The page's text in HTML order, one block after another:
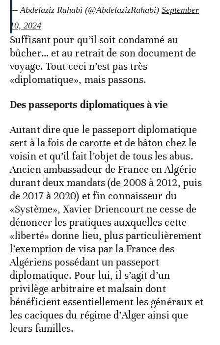
— Abdelaziz Rahabi (@AbdelazizRahabi) September
10, 2024
Suffisant pour qu’il soit condamné au
bûcher… et au retrait de son document de
voyage. Tout ceci n’est pas très
«diplomatique», mais passons.
Des passeports diplomatiques à vie
Autant dire que le passeport diplomatique
sert à la fois de carotte et de bâton chez le
voisin et qu’il fait l’objet de tous les abus.
Ancien ambassadeur de France en Algérie
durant deux mandats (de 2008 à 2012, puis
de 2017 à 2020) et fin connaisseur du
«Système», Xavier Driencourt ne cesse de
dénoncer les pratiques auxquelles cette
«liberté» donne lieu, plus particulièrement
l’exemption de visa par la France des
Algériens possédant un passeport
diplomatique. Pour lui, il s’agit d’un
privilège arbitraire et malsain dont
bénéficient essentiellement les généraux et
les caciques du régime d’Alger ainsi que
leurs familles.